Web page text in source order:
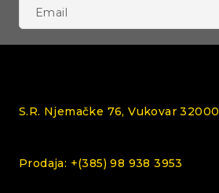
S.R. Njemačke 76, Vukovar 32000
Prodaja: +(385) 98 938 3953